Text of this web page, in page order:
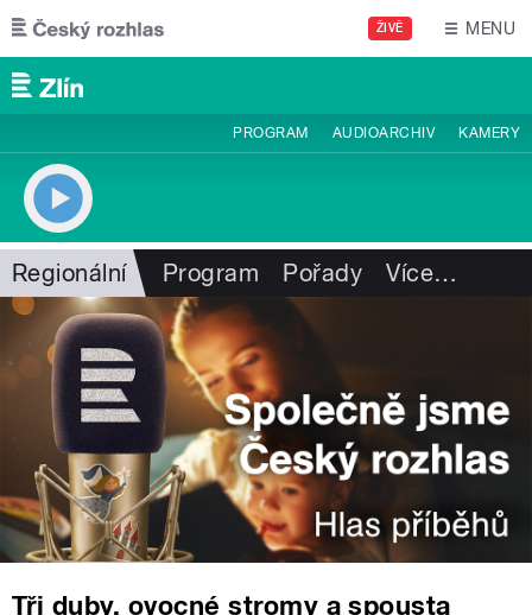
Přejít k hlavnímu obsahu
ŽIVĚ MENU
PROGRAM AUDIOARCHIV KAMERY
Regionální Program Pořady Více…
Tři duby, ovocné stromy a spousta